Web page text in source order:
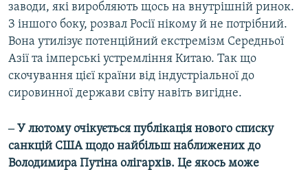
заводи, які виробляють щось на внутрішній ринок.
З іншого боку, розвал Росії нікому й не потрібний.
Вона утилізує потенційний екстремізм Середньої
Азії та імперські устремління Китаю. Так що
скочування цієї країни від індустріальної до
сировинної держави світу навіть вигідне.
‒ У лютому очікується публікація нового списку
санкцій США щодо найбільш наближених до
Володимира Путіна олігархів. Це якось може